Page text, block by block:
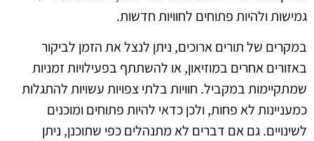
גמישות ולהיות פתוחים לחוויות חדשות.
במקרים של תורים ארוכים, ניתן לנצל את הזמן לביקור
באזורים אחרים במוזיאון, או להשתתף בפעילויות זמניות
שמתקיימות במקביל. חוויות בלתי צפויות עשויות להתגלות
כמעניינות לא פחות, ולכן כדאי להיות פתוחים ומוכנים
לשינויים. גם אם דברים לא מתנהלים כפי שתוכנן, ניתן